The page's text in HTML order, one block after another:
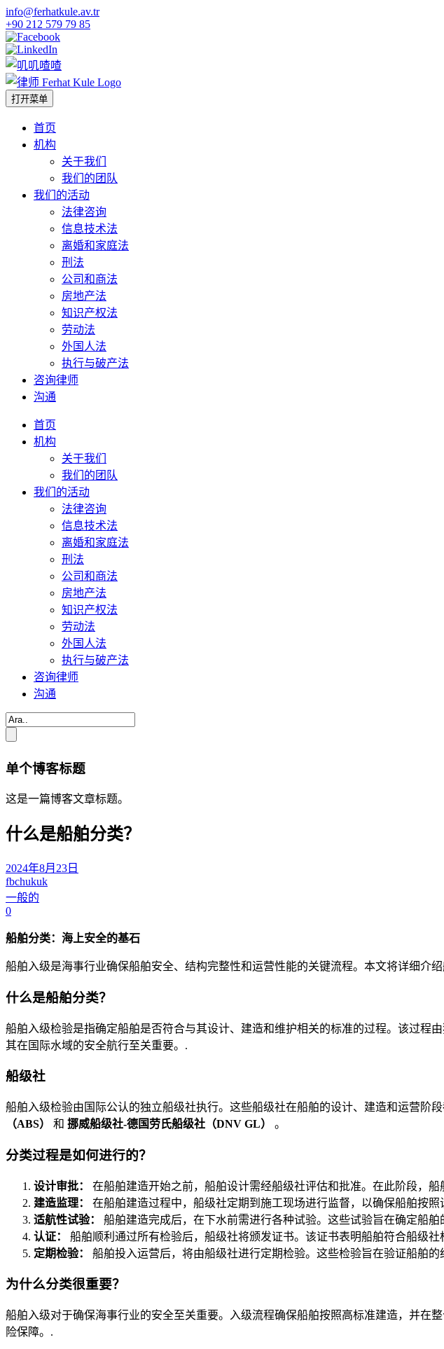
info@ferhatkule.av.tr
+90 212 579 79 85
打开菜单
首页
机构
关于我们
我们的团队
我们的活动
法律咨询
信息技术法
离婚和家庭法
刑法
公司和商法
房地产法
知识产权法
劳动法
外国人法
执行与破产法
咨询律师
沟通
首页
机构
关于我们
我们的团队
我们的活动
法律咨询
信息技术法
离婚和家庭法
刑法
公司和商法
房地产法
知识产权法
劳动法
外国人法
执行与破产法
咨询律师
沟通
单个博客标题
这是一篇博客文章标题。
什么是船舶分类？
2024年8月23日
fbchukuk
一般的
0
船舶分类：海上安全的基石
船舶入级是海事行业确保船舶安全、结构完整性和运营性能的关键流程。本文将详细介
什么是船舶分类？
船舶入级检验是指确定船舶是否符合与其设计、建造和维护相关的标准的过程。该过程
其在国际水域的安全航行至关重要。.
船级社
船舶入级检验由国际公认的独立船级社执行。这些船级社在船舶的设计、建造和运营阶
（ABS）
和 挪威船级社-德国劳氏船级社（DNV GL） 。
分类过程是如何进行的？
设计审批：
在船舶建造开始之前，船舶设计需经船级社评估和批准。在此阶段，
建造监理：
在船舶建造过程中，船级社定期到施工现场进行监督，以确保船舶按
适航性试验：
船舶建造完成后，在下水前需进行各种试验。这些试验旨在确定船
认证：
船舶顺利通过所有检验后，船级社将颁发证书。该证书表明船舶符合船级社
定期检验：
船舶投入运营后，将由船级社进行定期检验。这些检验旨在验证船舶
为什么分类很重要？
船舶入级对于确保海事行业的安全至关重要。入级流程确保船舶按照高标准建造，并在
险保障。.